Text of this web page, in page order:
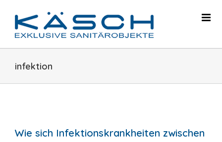
content
infektion
Wie sich Infektionskrankheiten zwischen